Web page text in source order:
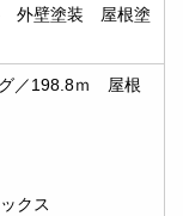
外壁塗装　屋根塗
／198.8ｍ　屋根
クス